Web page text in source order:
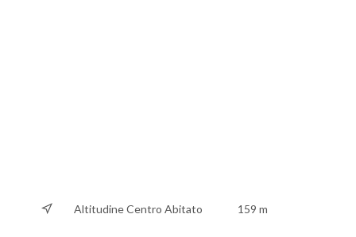
Altitudine Centro Abitato 159 m